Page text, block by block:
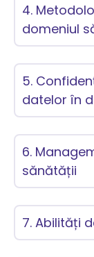
4.
domeniul
5.
datelor în
6.
sănătății
7. Abilități